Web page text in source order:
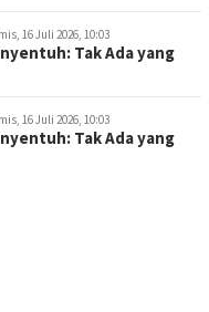
16 Juli 2026, 10:03
Tak Ada yang
16 Juli 2026, 10:03
Tak Ada yang